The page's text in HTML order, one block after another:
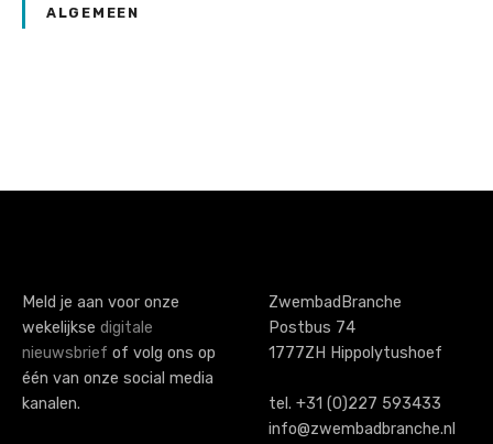
j
s
l
v
e
ALGEMEEN
o
s
n
a
Meld je aan voor onze
wekelijkse digitale
nieuwsbrief of volg ons op
één van onze social media
kanalen.
ZwembadBranche
Postbus 74
1777ZH Hippolytushoef
tel. +31 (0)227 593433
info@zwembadbranche.nl